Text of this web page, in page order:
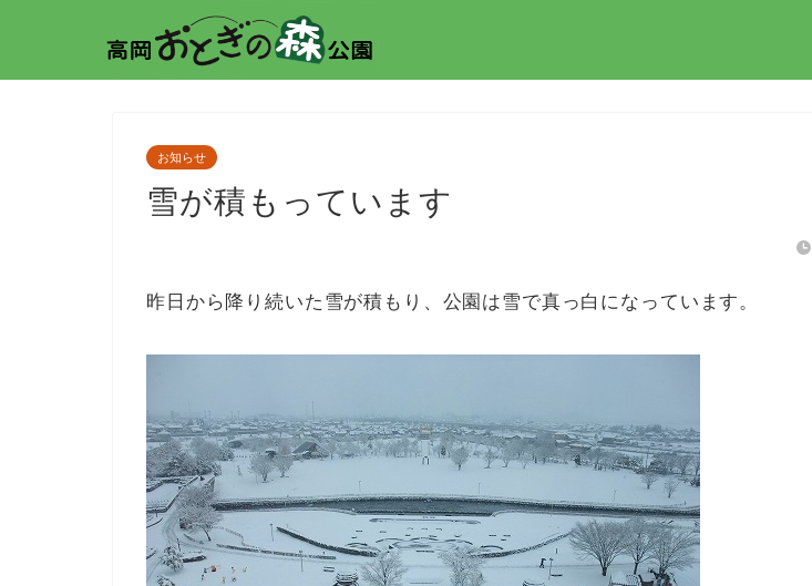
お知らせ
雪が積もっています
昨日から降り続いた雪が積もり、公園は雪で真っ白になっています。